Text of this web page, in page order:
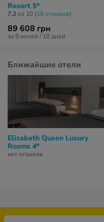
Resort 5*
7,2 из 10 (16 отзывов)
89 608 грн
за 9 ночей / 10 дней
Ближайшие отели
Elizabeth Queen Luxury
Rooms 4*
нет отзывов